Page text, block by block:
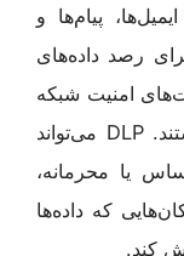
پیام‌ها و
رصد داده‌های
امنیت شبکه
سازمان در حال انتقال یا جابه‌جایی هستند. DLP می‌تواند
یا محرمانه،
که داده‌ها
کند.